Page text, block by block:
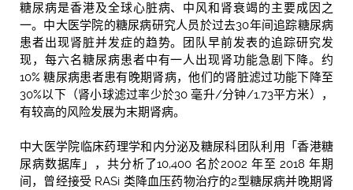
糖尿病是香港及全球心脏病、中风和肾衰竭的主要成因之
一。中大医学院的糖尿病研究人员於过去30年间追踪糖尿病
患者出现肾脏并发症的趋势。团队早前发表的追踪研究发
现，每六名糖尿病患者中有一人出现肾功能急剧下降。约
10% 糖尿病患者患有晚期肾病，他们的肾脏滤过功能下降至
30%以下（肾小球滤过率少於30 毫升/分钟/1.73平方米），
有较高的风险发展为末期肾病。
中大医学院临床药理学和内分泌及糖尿科团队利用「香港糖
尿病数据库」，共分析了10,400 名於2002 年至 2018 年期
间，曾经接受 RASi 类降血压药物治疗的2型糖尿病并晚期肾